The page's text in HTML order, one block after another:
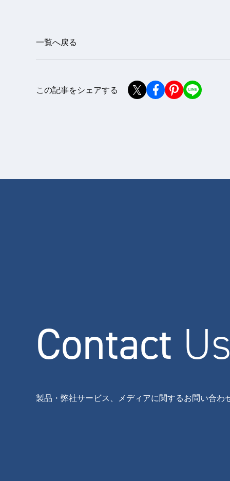
一覧へ戻る
この記事をシェアする
Contact Us
製品・弊社サービス、メディアに関するお問い合わ